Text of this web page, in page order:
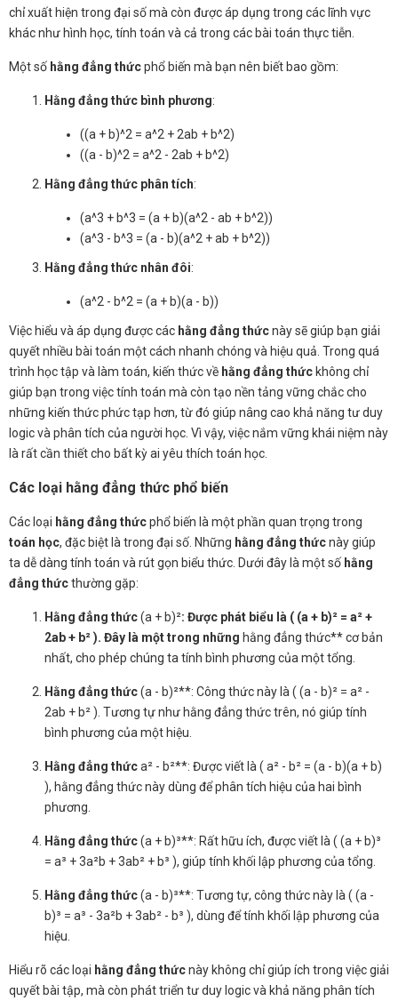
chỉ xuất hiện trong đại số mà còn được áp dụng trong các lĩnh vực
khác như hình học, tính toán và cả trong các bài toán thực tiễn.
Một số hằng đẳng thứcphổ biến mà bạn nên biết bao gồm:
Hằng đẳng thức bình phương:
((a + b)^2 = a^2 + 2ab + b^2)
((a - b)^2 = a^2 - 2ab + b^2)
Hằng đẳng thức phân tích:
(a^3 + b^3 = (a + b)(a^2 - ab + b^2))
(a^3 - b^3 = (a - b)(a^2 + ab + b^2))
Hằng đẳng thức nhân đôi:
(a^2 - b^2 = (a + b)(a - b))
Việc hiểu và áp dụng được các hằng đẳng thứcnày sẽ giúp bạn giải
quyết nhiều bài toán một cách nhanh chóng và hiệu quả. Trong quá
trình học tập và làm toán, kiến thức về hằng đẳng thức không chỉ
giúp bạn trong việc tính toán mà còn tạo nền tảng vững chắc cho
những kiến thức phức tạp hơn, từ đó giúp nâng cao khả năng tư duy
logic và phân tích của người học. Vì vậy, việc nắm vững khái niệm này
là rất cần thiết cho bất kỳ ai yêu thích toán học.
Các loại hằng đẳng thức phổ biến
Các loại hằng đẳng thứcphổ biến là một phần quan trọng trong
toán học, đặc biệt là trong đại số. Những hằng đẳng thứcnày giúp
ta dễ dàng tính toán và rút gọn biểu thức. Dưới đây là một số hằng
đẳng thứcthường gặp:
Hằng đẳng thức(a + b)²: Được phát biểu là ( (a + b)² = a² +
2ab + b² ). Đây là một trong những hằng đẳng thức** cơ bản
nhất, cho phép chúng ta tính bình phương của một tổng.
Hằng đẳng thức(a - b)²**: Công thức này là ( (a - b)² = a² -
2ab + b² ). Tương tự như hằng đẳng thức trên, nó giúp tính
bình phương của một hiệu.
Hằng đẳng thứca² - b²**: Được viết là ( a² - b² = (a - b)(a + b)
), hằng đẳng thức này dùng để phân tích hiệu của hai bình
phương.
Hằng đẳng thức(a + b)³**: Rất hữu ích, được viết là ( (a + b)³
= a³ + 3a²b + 3ab² + b³ ), giúp tính khối lập phương của tổng.
Hằng đẳng thức(a - b)³**: Tương tự, công thức này là ( (a -
b)³ = a³ - 3a²b + 3ab² - b³ ), dùng để tính khối lập phương của
hiệu.
Hiểu rõ các loại hằng đẳng thứcnày không chỉ giúp ích trong việc giải
quyết bài tập, mà còn phát triển tư duy logic và khả năng phân tích